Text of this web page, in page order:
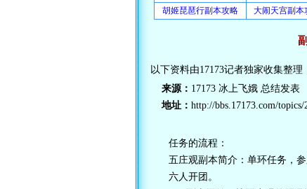
胡姬琵琶行副本攻略
大闹天宫副本
以下资料由17173记者独家收集整理
来源： 17173 冰上飞娥 总结发表
地址： http://bbs.17173.com/
任务的流程：
五庄观副本简介：单环任务，
六人开团。